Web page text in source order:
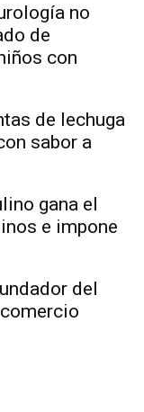
no
de
con
de lechuga
sabor a
gana el
e impone
del